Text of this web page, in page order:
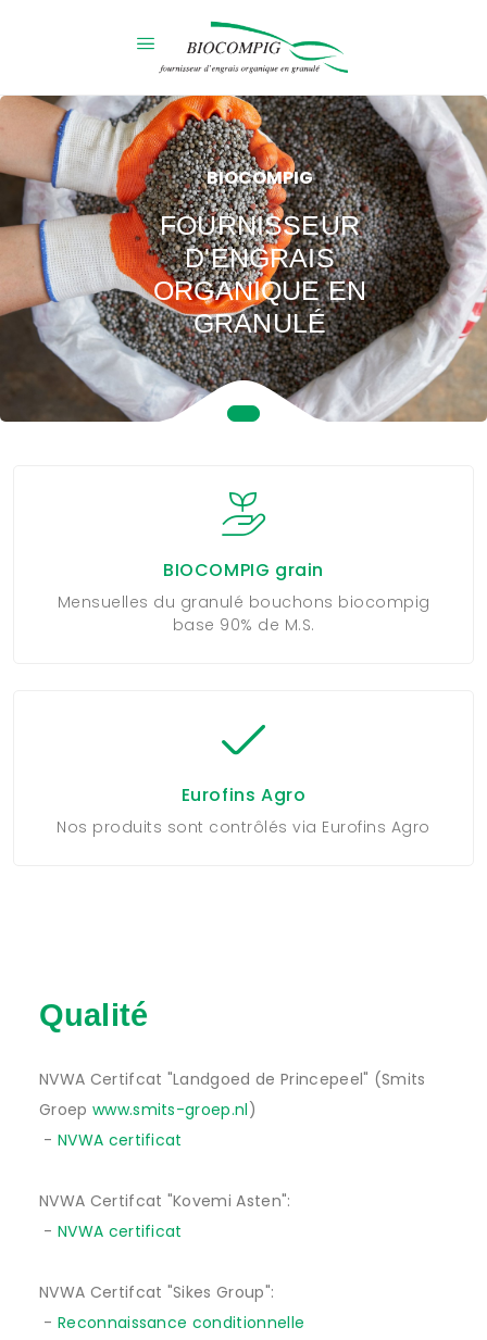
BIOCOMPIG
FOURNISSEUR
D'ENGRAIS
ORGANIQUE EN
GRANULÉ
BIOCOMPIG grain
Mensuelles du granulé bouchons biocompig
base 90% de M.S.
Eurofins Agro
Nos produits sont contrôlés via Eurofins Agro
Qualité
NVWA Certifcat "Landgoed de Princepeel" (Smits
Groep www.smits-groep.nl)
- NVWA certificat
NVWA Certifcat "Kovemi Asten":
- NVWA certificat
NVWA Certifcat "Sikes Group":
- Reconnaissance conditionnelle